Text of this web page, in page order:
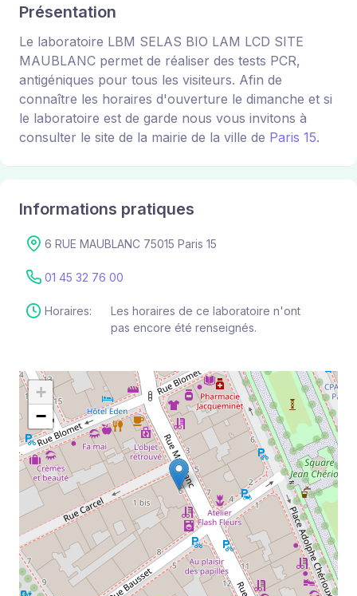
Présentation
Le laboratoire LBM SELAS BIO LAM LCD SITE
MAUBLANC permet de réaliser des tests PCR,
antigéniques pour tous les visiteurs. Afin de
connaître les horaires d'ouverture le dimanche et si
le laboratoire est de garde nous vous invitons à
consulter le site de la mairie de la ville de Paris 15.
Informations pratiques
6 RUE MAUBLANC 75015 Paris 15
01 45 32 76 00
Horaires:
Les horaires de ce laboratoire n'ont
pas encore été renseignés.
+
−